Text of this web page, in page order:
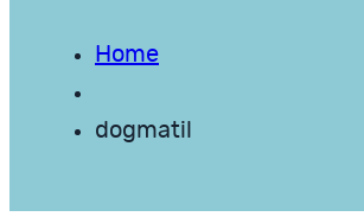
Home
dogmatil